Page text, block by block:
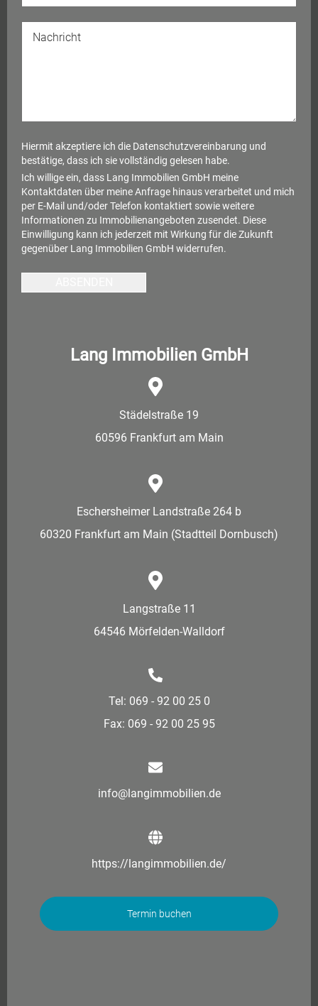
Hiermit akzeptiere ich die Datenschutzvereinbarung und
bestätige, dass ich sie vollständig gelesen habe.
Ich willige ein, dass Lang Immobilien GmbH meine
Kontaktdaten über meine Anfrage hinaus verarbeitet und mich
per E-Mail und/oder Telefon kontaktiert sowie weitere
Informationen zu Immobilienangeboten zusendet. Diese
Einwilligung kann ich jederzeit mit Wirkung für die Zukunft
gegenüber Lang Immobilien GmbH widerrufen.
Lang Immobilien GmbH
Städelstraße 19
60596 Frankfurt am Main
Eschersheimer Landstraße 264 b
60320 Frankfurt am Main (Stadtteil Dornbusch)
Langstraße 11
64546 Mörfelden-Walldorf
Tel: 069 - 92 00 25 0
Fax: 069 - 92 00 25 95
info@langimmobilien.de
https://langimmobilien.de/
Termin buchen